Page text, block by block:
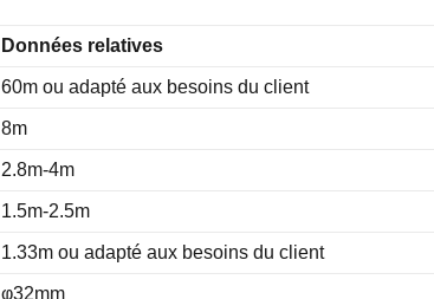
Données relatives
60m ou adapté aux besoins du client
8m
2.8m-4m
1.5m-2.5m
1.33m ou adapté aux besoins du client
φ32mm